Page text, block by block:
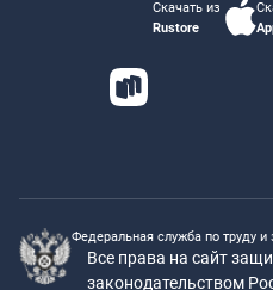
Скачать из
Rustore
Федеральная служба по труду и
Все права на сайт
законодательством